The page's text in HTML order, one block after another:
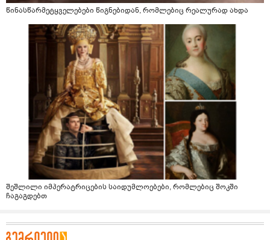
წინასწარმეტყველებები წიგნებიდან, რომლებიც რეალურად ახდა
შეშლილი იმპერატრიცების საიდუმლოებები, რომლებიც შოკში
ჩაგაგდებთ